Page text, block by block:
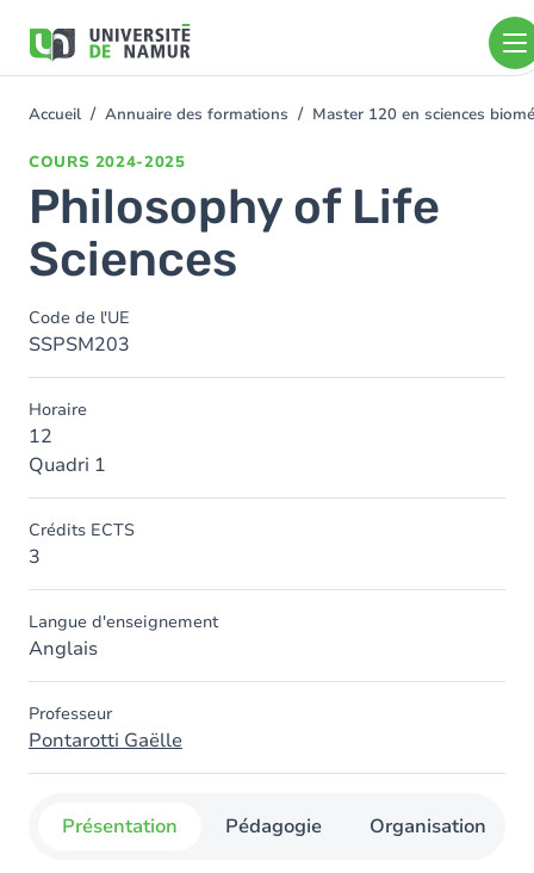
contenu
You
Accueil Annuaire des formations Master 120 en sciences
COURS 2024-2025
Philosophy of Life
Sciences
Code de l'UE
SSPSM203
Horaire
12
Quadri 1
Crédits ECTS
3
Langue d'enseignement
Anglais
Professeur
Pontarotti Gaëlle
Présentation Pédagogie Organisation